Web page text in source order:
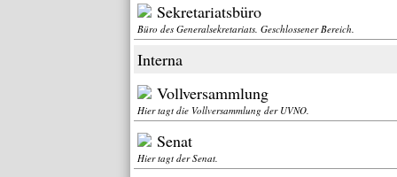
Sekretariatsbüro
Büro des Generalsekretariats. Geschlossener Bereich.
Interna
Vollversammlung
Hier tagt die Vollversammlung der UVNO.
Senat
Hier tagt der Senat.